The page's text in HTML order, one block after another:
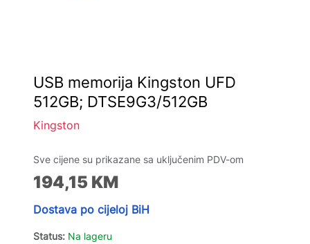
USB memorija Kingston UFD
512GB; DTSE9G3/512GB
Kingston
Sve cijene su prikazane sa uključenim PDV-om
194,15 KM
Dostava po cijeloj BiH
Status: Na lageru